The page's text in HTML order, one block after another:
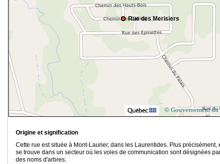
Rue des Merisiers
© Gouvernement du
Origine et signification
Cette rue est située à Mont-Laurier, dans les Laurentides. Plus précisément,
se trouve dans un secteur où les voies de communication sont désignées
des noms d'arbres.